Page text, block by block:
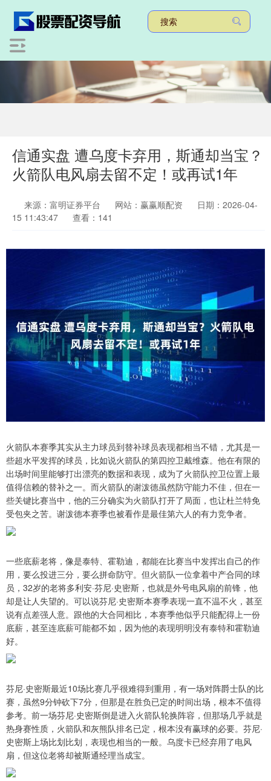
信通实盘 遭乌度卡弃用，斯通却当宝？
火箭队电风扇去留不定！或再试1年
来源：富明证券平台 网站：赢赢顺配资
日期：2026-04-
15 11:43:47
查看：141
火箭队本赛季其实从主力球员到替补球员表现都相当不错，尤其是一
些超水平发挥的球员，比如说火箭队的第四控卫戴维森。他在有限的
出场时间里能够打出漂亮的数据和表现，成为了火箭队控卫位置上最
值得信赖的替补之一。而火箭队的谢泼德虽然防守能力不佳，但在一
些关键比赛当中，他的三分确实为火箭队打开了局面，也让杜兰特免
受包夹之苦。谢泼德本赛季也被看作是最佳第六人的有力竞争者。
一些底薪老将，像是泰特、霍勒迪，都能在比赛当中发挥出自己的作
用，要么投进三分，要么拼命防守。但火箭队一位拿着中产合同的球
员，32岁的老将多利安·芬尼·史密斯，也就是外号电风扇的前锋，他
却是让人失望的。可以说芬尼·史密斯本赛季表现一直不温不火，甚至
说有点差强人意。跟他的大合同相比，本赛季他似乎只能配得上一份
底薪，甚至连底薪可能都不如，因为他的表现明明没有泰特和霍勒迪
好。
芬尼·史密斯最近10场比赛几乎很难得到重用，有一场对阵爵士队的比
赛，虽然9分钟砍下7分，但那是在胜负已定的时间出场，根本不值得
参考。前一场芬尼·史密斯倒是进入火箭队轮换阵容，但那场几乎就是
热身赛性质，火箭队和灰熊队排名已定，根本没有赢球的必要。芬尼·
史密斯上场比划比划，表现也相当的一般。乌度卡已经弃用了电风
扇，但这位老将却被斯通经理当成宝。